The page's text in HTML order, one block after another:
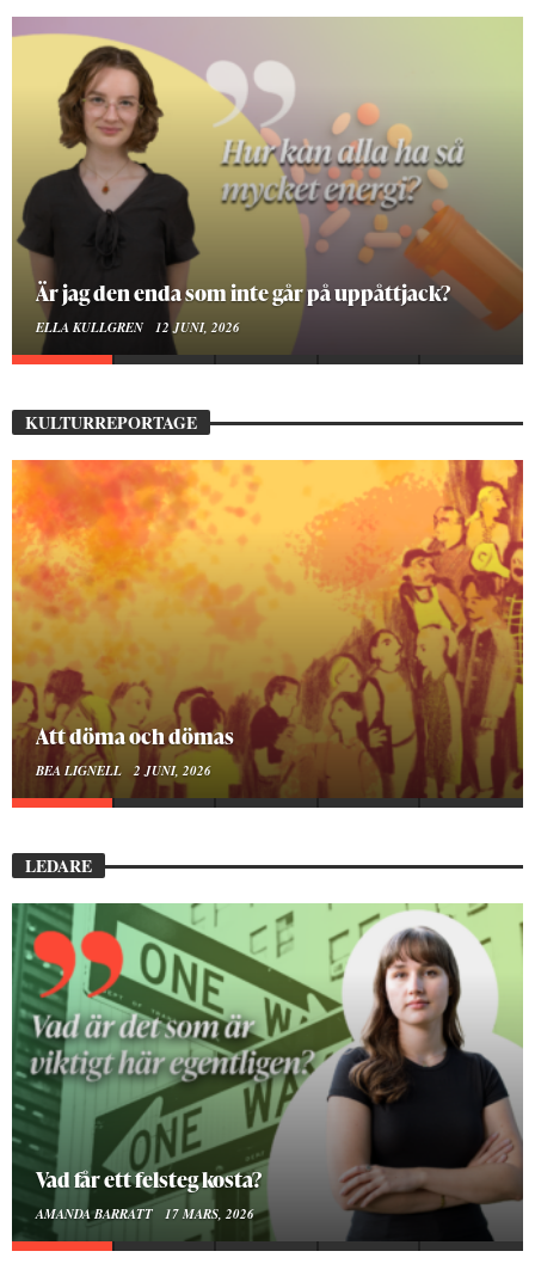
På stadsbiblioteket hittar jag det mänskliga
MOA LINDROTH 10 JUNI, 2026
KULTURREPORTAGE
Mellan ånger och ältande
BEA LIGNELL 23 MARS, 2026
LEDARE
Att vara en kropp
SMILLA SUNDÉN PETTERSSON 30 JANUARI, 2026